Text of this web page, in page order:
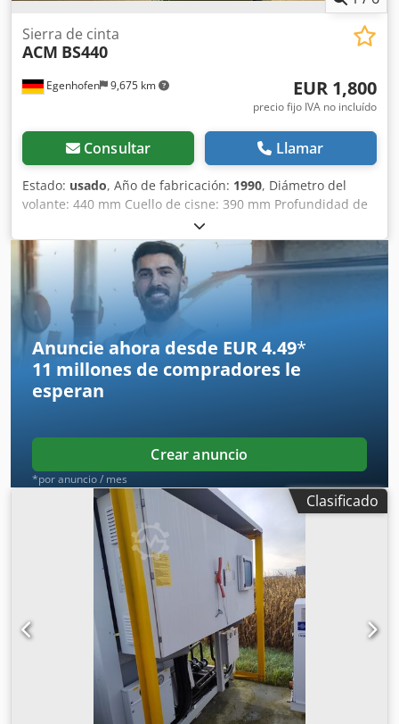
Egenhofen 9,675 km
Sierra de cinta
ACM BS440
EUR 1,800
precio fijo IVA no incluído
Consultar Llamar
Estado: usado, Año de fabricación: 1990, Diámetro del
volante: 440 mm Cuello de cisne: 390 mm Profundidad de
corte: 280 mm Mesa inclinable: sí, 0 a +20° Tamaño de la
mesa: 500 mm x 450 mm Velocidad de la cinta: 18 m/min
Dcjdpfx Asy Hqdmslijk Potencia del motor: 1,5 kW / 400V
Freno motor: sí / automático Conexión de aspiración: 2 x
100 mm Longitud de la máquina: 780 mm Ancho de la
máquina: 585 mm Altura de la máquina: 1735 mm Peso:
190 kg
Anuncie ahora desde EUR 4.49*
11 millones de compradores le
esperan
Crear anuncio
*por anuncio / mes
Clasificado